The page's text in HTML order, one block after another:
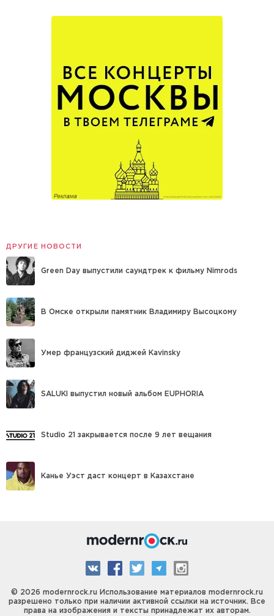
ДРУГИЕ НОВОСТИ
Green Day выпустили саундтрек к фильму Nimrods
В Омске открыли памятник Владимиру Высоцкому
Умер французский диджей Kavinsky
SALUKI выпустил новый альбом EUPHORIA
Studio 21 закрывается после 9 лет вещания
Канье Уэст даст концерт в Казахстане
© 2026 modernrock.ru Использование материалов modernrock.ru
разрешено только при наличии активной ссылки на источник. Все
права на изображения и тексты принадлежат их авторам.